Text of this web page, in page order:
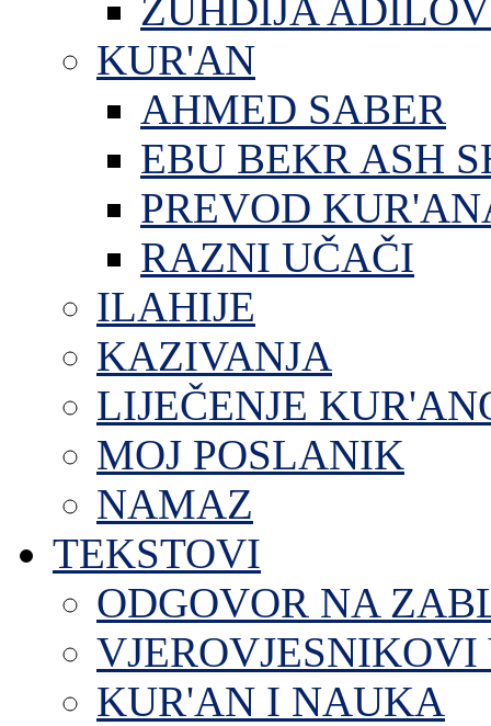
ZUHDIJA
KUR'AN
AHMED SABER
EBU BEKR ASH
PREVOD
RAZNI UČAČI
ILAHIJE
KAZIVANJA
LIJEČENJE
MOJ POSLANIK
NAMAZ
TEKSTOVI
ODGOVOR NA
VJEROVJESNIKOVI
KUR'AN I NAUKA